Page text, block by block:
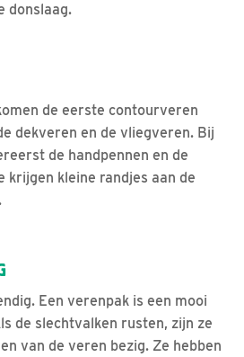
donslaag.
de eerste contourveren
dekveren en de vliegveren. Bij
de handpennen en de
krijgen kleine randjes aan de
Een verenpak is een mooi
de slechtvalken rusten, zijn ze
van de veren bezig. Ze hebben